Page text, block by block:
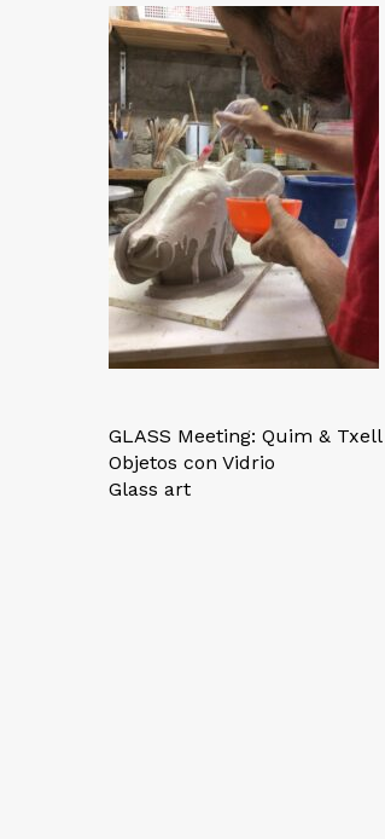
GLASS Meeting: Quim & Txell
Objetos con Vidrio
Glass art